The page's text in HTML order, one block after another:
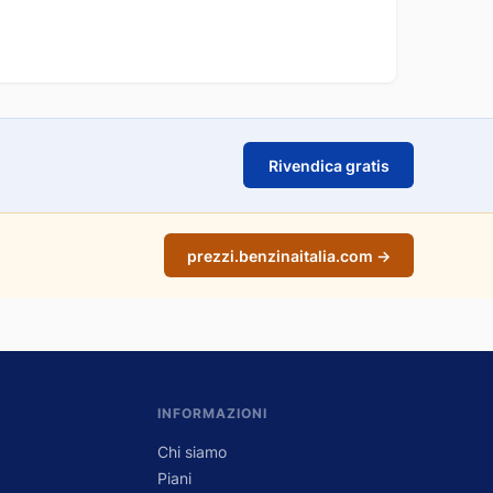
Rivendica gratis
prezzi.benzinaitalia.com →
INFORMAZIONI
Chi siamo
Piani